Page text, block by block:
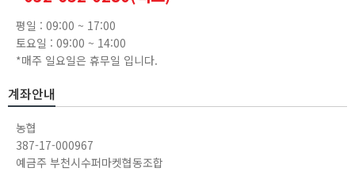
평일 : 09:00 ~ 17:00
토요일 : 09:00 ~ 14:00
*매주 일요일은 휴무일 입니다.
계좌안내
농협
387-17-000967
예금주 부천시수퍼마켓협동조합